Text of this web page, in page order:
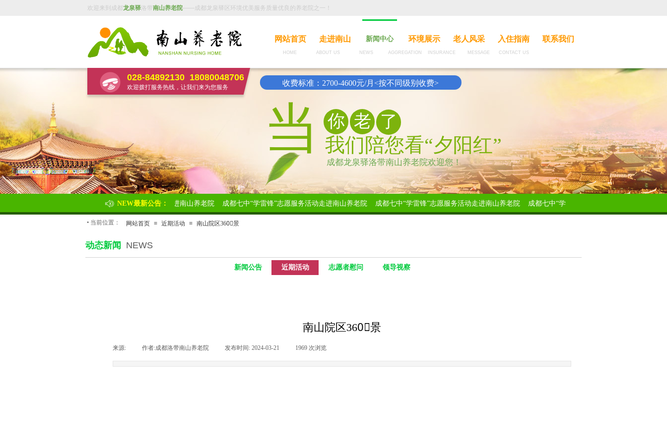
HOME ABOUT US NEWS AGGREGATION INSURANCE MESSAGE CONTACT US
网站首页 走进南山 新闻中心 环境展示 老人风采 入住指南 联系我们
欢迎来到成都 龙泉驿洛带南山养老院——成都龙泉驿区环境优美服务质量优良的养老院之一！
收费标准：2700-4600元/月<按不同级别收费>
我们陪您看“夕阳红”
当 你 老
成都龙泉驿洛带南山养老院欢迎您！
028-84892130 18080048706
欢迎拨打服务热线，让我们来为您服务
了
NEW最新公告：
成都七中“学雷锋”志愿服务活动走进南山养老院 成都七中“学雷锋”志愿服务活动走进南山养老院 成都七中“学雷锋”志愿服务活动走进南山养老院 成都七中“学雷锋”志愿服务活动走进南山养老
• 当前位置： 网站首页 ≡ 近期活动 ≡ 南山院区360〬景
动态新闻 NEWS
新闻公告 近期活动 志愿者慰问 领导视察
南山院区360〬景
来源: 作者:成都洛带南山养老院 发布时间: 2024-03-21 1969 次浏览